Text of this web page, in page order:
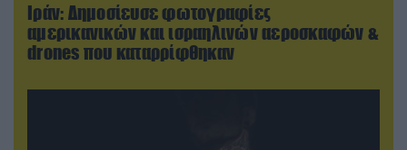
Ιράν: Δημοσίευσε φωτογραφίες
αμερικανικών και ισραηλινών αεροσκαφών &
drones που καταρρίφθηκαν